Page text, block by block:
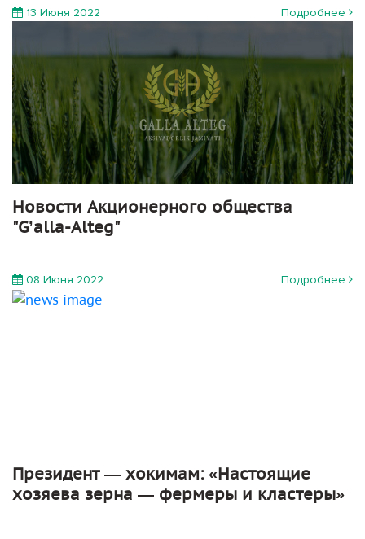
13 Июня 2022 Подробнее
Новости Акционерного общества
"G’alla-Alteg"
08 Июня 2022 Подробнее
Президент — хокимам: «Настоящие
хозяева зерна — фермеры и кластеры»